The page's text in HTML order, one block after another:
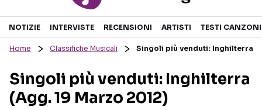
Sezioni
RECENSIONI MUSICALI
INTERVISTE
TESTI CANZONI
TOUR ED EVENTI
NOTIZIE INTERVISTE RECENSIONI ARTISTI TESTI CANZONI
Home Classifiche Musicali Singoli più venduti: Inghilterra
Singoli più venduti: Inghilterra
(Agg. 19 Marzo 2012)